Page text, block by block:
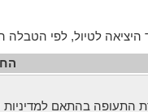
לטיול, לפי הטבלה
התעופה בהתאם